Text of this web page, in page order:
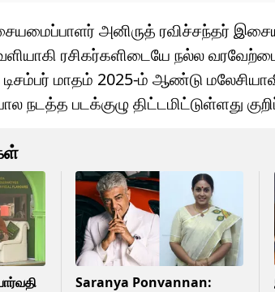
அனிருத் ரவிச்சந்தர்
ரசிகர்களிடையே நல்ல
டிசம்பர் மாதம் 2025-ம் ஆண்டு
நடத்த படக்குழு திட்டமிட்டுள்ளது
Saranya Ponvannan: